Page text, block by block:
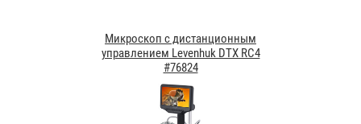
Микроскоп с дистанционным
управлением Levenhuk DTX RC4
#76824